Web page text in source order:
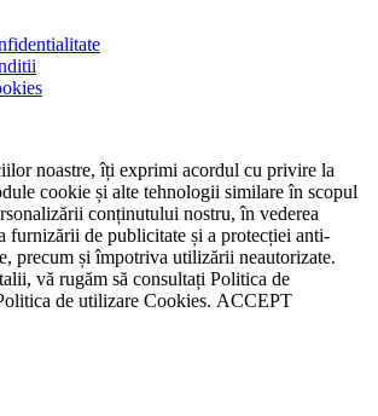
noastre, îți exprimi acordul cu privire la
cookie și alte tehnologii similare în scopul
conținutului nostru, în vederea
furnizării de publicitate și a protecției anti-
precum și împotriva utilizării neautorizate.
vă rugăm să consultați Politica de
de utilizare Cookies. ACCEPT